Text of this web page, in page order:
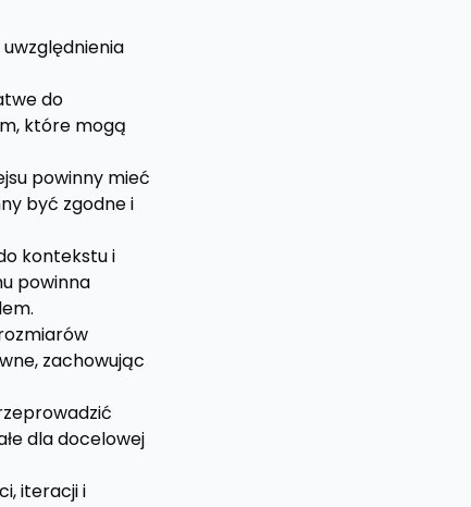
do
które mogą
powinny mieć
być zgodne i
kontekstu i
powinna
zachowując
dla docelowej
iteracji i